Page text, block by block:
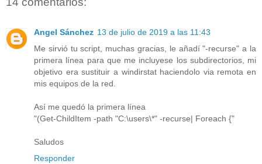
Angel Sánchez 13 de julio de 2019 a las 11:43
Me sirvió tu script, muchas gracias, le añadí "-recurse" a la
primera línea para que me incluyese los subdirectorios, mi
objetivo era sustituir a windirstat haciendolo via remota en
mis equipos de la red.
Así me quedó la primera línea
"(Get-ChildItem -path "C:\users\*" -recurse| Foreach {"
Saludos
Responder